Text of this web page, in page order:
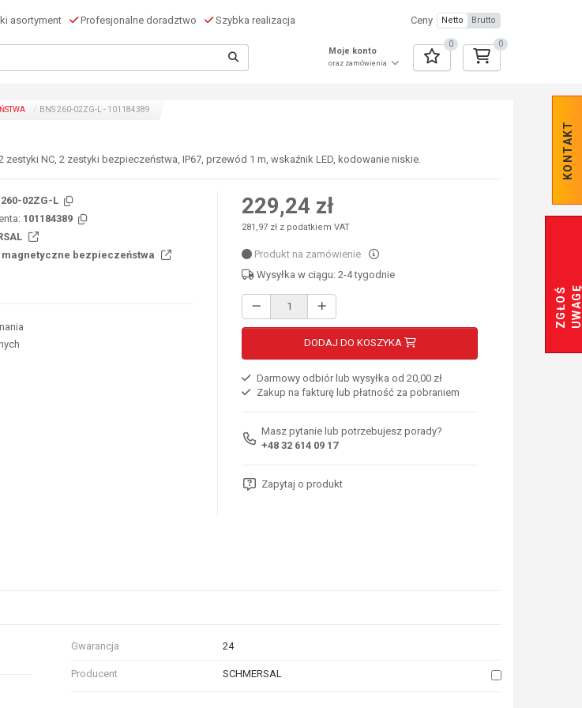
asortyment Profesjonalne doradztwo Szybka realizacja Ceny Netto Brutto
Moje konto
oraz zamówienia
0 0
KONTAKT
Z
G
Ł
O
Ś
U
W
A
GĘ
BNS 260-02ZG-L - 101184389
NC, 2 zestyki bezpieczeństwa, IP67, przewód 1 m, wskaźnik LED, kodowanie niskie.
260-02ZG-L
101184389
bezpieczeństwa
229,24 zł
281,97 zł z podatkiem VAT
Produkt na zamówienie
Wysyłka w ciągu: 2-4 tygodnie
DODAJ DO KOSZYKA
Darmowy odbiór lub wysyłka od 20,00 zł
Zakup na fakturę lub płatność za pobraniem
Masz pytanie lub potrzebujesz porady?
+48 32 614 09 17
Zapytaj o produkt
Gwarancja 24
Producent SCHMERSAL